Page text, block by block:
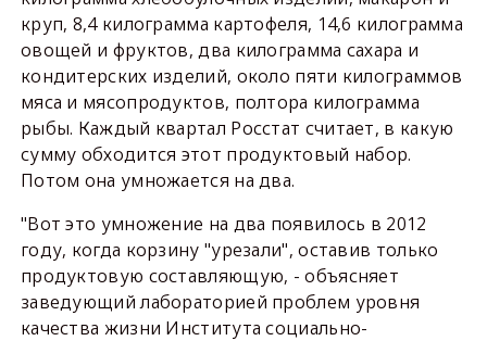
круп, 8,4 килограмма картофеля, 14,6 килограмма
овощей и фруктов, два килограмма сахара и
кондитерских изделий, около пяти килограммов
мяса и мясопродуктов, полтора килограмма
рыбы. Каждый квартал Росстат считает, в какую
сумму обходится этот продуктовый набор.
Потом она умножается на два.
"Вот это умножение на два появилось в 2012
году, когда корзину "урезали", оставив только
продуктовую составляющую, - объясняет
заведующий лабораторией проблем уровня
качества жизни Института социально-